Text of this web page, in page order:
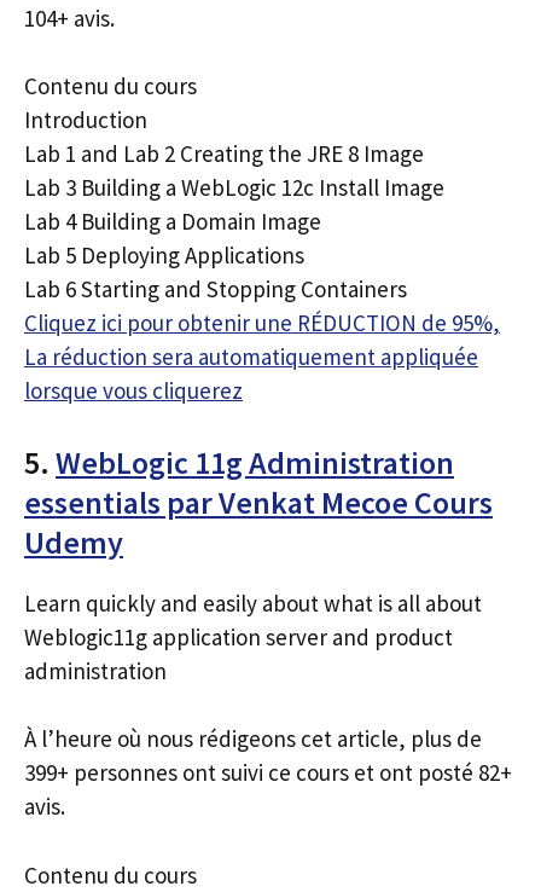
104+ avis.
Contenu du cours
Introduction
Lab 1 and Lab 2 Creating the JRE 8 Image
Lab 3 Building a WebLogic 12c Install Image
Lab 4 Building a Domain Image
Lab 5 Deploying Applications
Lab 6 Starting and Stopping Containers
Cliquez ici pour obtenir une RÉDUCTION de 95%,
La réduction sera automatiquement appliquée
lorsque vous cliquerez
5. WebLogic 11g Administration
essentials par Venkat Mecoe Cours
Udemy
Learn quickly and easily about what is all about
Weblogic11g application server and product
administration
À l’heure où nous rédigeons cet article, plus de
399+ personnes ont suivi ce cours et ont posté 82+
avis.
Contenu du cours